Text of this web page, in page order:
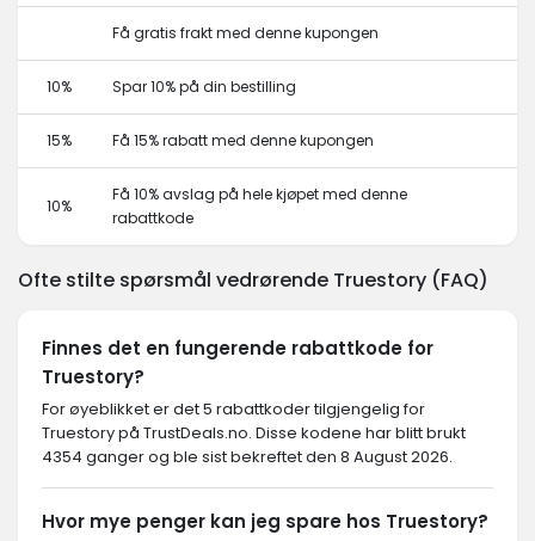
Få gratis frakt med denne kupongen
10% Spar 10% på din bestilling
15% Få 15% rabatt med denne kupongen
10%
Få 10% avslag på hele kjøpet med denne
rabattkode
Ofte stilte spørsmål vedrørende Truestory (FAQ)
Finnes det en fungerende rabattkode for
Truestory?
For øyeblikket er det 5 rabattkoder tilgjengelig for
Truestory på TrustDeals.no. Disse kodene har blitt brukt
4354 ganger og ble sist bekreftet den 8 August 2026.
Hvor mye penger kan jeg spare hos Truestory?